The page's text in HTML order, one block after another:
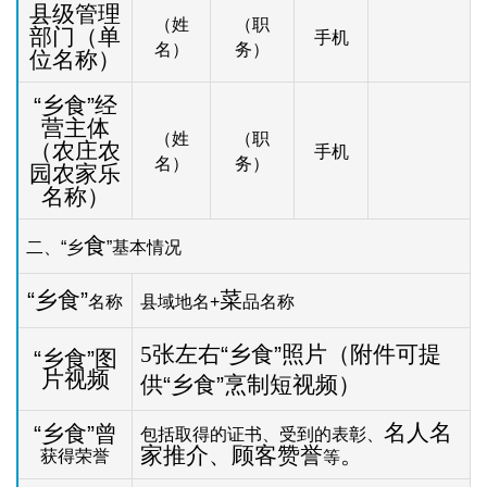
县级管理
部门（单
位名称）
（姓
名）
（职
务）
手机
“乡食”经
营主体
（农庄农
园农家乐
名称）
（姓
名）
（职
务）
手机
二、 “乡食”基本情况
“乡食”名称 县域地名+菜品名称
“乡食”图
片视频
5张左右“乡食”照片（附件可提
供“乡食”烹制短视频）
“乡食”曾
获得荣誉
包括取得的证书、受到的表彰、 名人名
家推介、顾客赞誉等。